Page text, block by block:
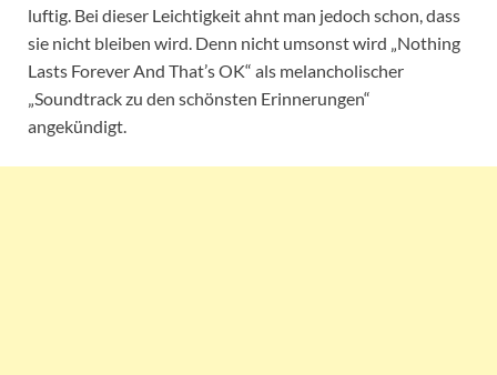
luftig. Bei dieser Leichtigkeit ahnt man jedoch schon, dass
sie nicht bleiben wird. Denn nicht umsonst wird „Nothing
Lasts Forever And That’s OK“ als melancholischer
„Soundtrack zu den schönsten Erinnerungen“
angekündigt.